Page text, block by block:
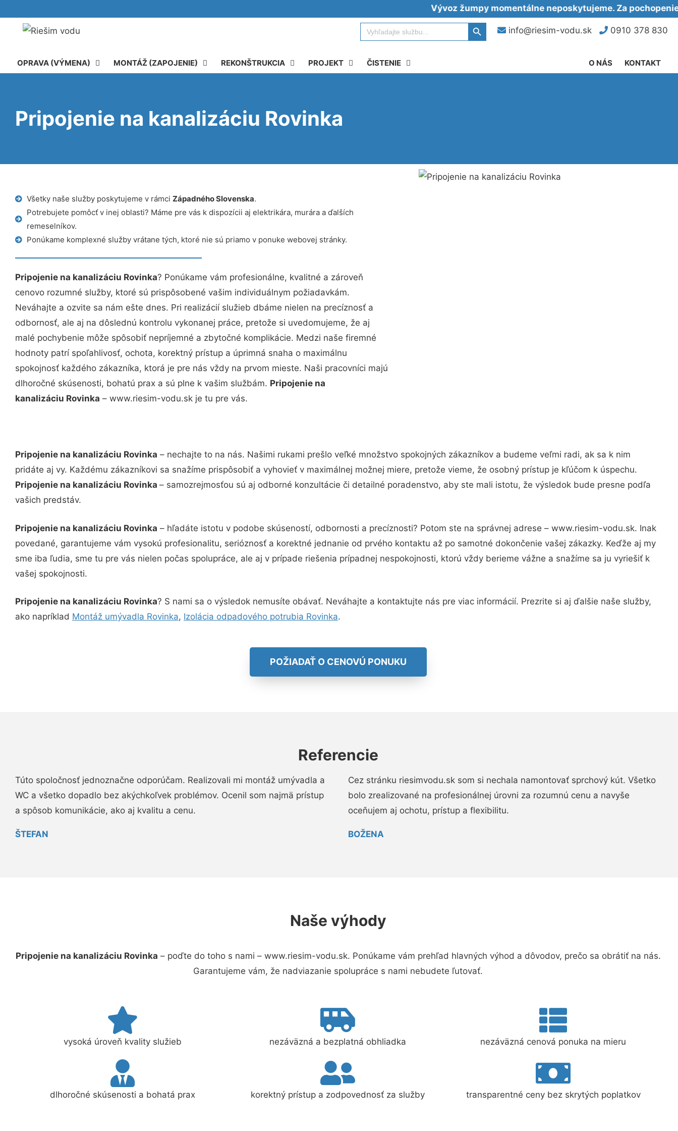
Vývoz žumpy momentálne neposkytujeme. Za pochopenie
info@riesim-vodu.sk 0910 378 830
Search
for:
Search Button
OPRAVA (VÝMENA) MONTÁŽ (ZAPOJENIE) REKONŠTRUKCIA PROJEKT ČISTENIE KONTAKT
O NÁS
Pripojenie na kanalizáciu Rovinka
Všetky naše služby poskytujeme v rámci Západného Slovenska.
Potrebujete pomôcť v inej oblasti? Máme pre vás k dispozícii aj elektrikára, murára a ďalších
remeselníkov.
Ponúkame komplexné služby vrátane tých, ktoré nie sú priamo v ponuke webovej stránky.
Pripojenie na kanalizáciu Rovinka? Ponúkame vám profesionálne, kvalitné a zároveň
cenovo rozumné služby, ktoré sú prispôsobené vašim individuálnym požiadavkám.
Neváhajte a ozvite sa nám ešte dnes. Pri realizácií služieb dbáme nielen na precíznosť a
odbornosť, ale aj na dôslednú kontrolu vykonanej práce, pretože si uvedomujeme, že aj
malé pochybenie môže spôsobiť nepríjemné a zbytočné komplikácie. Medzi naše firemné
hodnoty patrí spoľahlivosť, ochota, korektný prístup a úprimná snaha o maximálnu
spokojnosť každého zákazníka, ktorá je pre nás vždy na prvom mieste. Naši pracovníci majú
dlhoročné skúsenosti, bohatú prax a sú plne k vašim službám. Pripojenie na
kanalizáciu Rovinka – www.riesim-vodu.sk je tu pre vás.
Pripojenie na kanalizáciu Rovinka – nechajte to na nás. Našimi rukami prešlo veľké množstvo spokojných zákazníkov a budeme veľmi radi, ak sa k nim
pridáte aj vy. Každému zákazníkovi sa snažíme prispôsobiť a vyhovieť v maximálnej možnej miere, pretože vieme, že osobný prístup je kľúčom k úspechu.
Pripojenie na kanalizáciu Rovinka – samozrejmosťou sú aj odborné konzultácie či detailné poradenstvo, aby ste mali istotu, že výsledok bude presne podľa
vašich predstáv.
Pripojenie na kanalizáciu Rovinka – hľadáte istotu v podobe skúseností, odbornosti a precíznosti? Potom ste na správnej adrese – www.riesim-vodu.sk. Inak
povedané, garantujeme vám vysokú profesionalitu, serióznosť a korektné jednanie od prvého kontaktu až po samotné dokončenie vašej zákazky. Keďže aj my
sme iba ľudia, sme tu pre vás nielen počas spolupráce, ale aj v prípade riešenia prípadnej nespokojnosti, ktorú vždy berieme vážne a snažíme sa ju vyriešiť k
vašej spokojnosti.
Pripojenie na kanalizáciu Rovinka? S nami sa o výsledok nemusíte obávať. Neváhajte a kontaktujte nás pre viac informácií. Prezrite si aj ďalšie naše služby,
ako napríklad Montáž umývadla Rovinka, Izolácia odpadového potrubia Rovinka.
POŽIADAŤ O CENOVÚ PONUKU
Referencie
Túto spoločnosť jednoznačne odporúčam. Realizovali mi montáž umývadla a
WC a všetko dopadlo bez akýchkoľvek problémov. Ocenil som najmä prístup
a spôsob komunikácie, ako aj kvalitu a cenu.
ŠTEFAN
Cez stránku riesimvodu.sk som si nechala namontovať sprchový kút. Všetko
bolo zrealizované na profesionálnej úrovni za rozumnú cenu a navyše
oceňujem aj ochotu, prístup a flexibilitu.
BOŽENA
Naše výhody
Pripojenie na kanalizáciu Rovinka – poďte do toho s nami – www.riesim-vodu.sk. Ponúkame vám prehľad hlavných výhod a dôvodov, prečo sa obrátiť na nás.
Garantujeme vám, že nadviazanie spolupráce s nami nebudete ľutovať.
vysoká úroveň kvality služieb nezáväzná a bezplatná obhliadka nezáväzná cenová ponuka na mieru
dlhoročné skúsenosti a bohatá prax korektný prístup a zodpovednosť za služby transparentné ceny bez skrytých poplatkov